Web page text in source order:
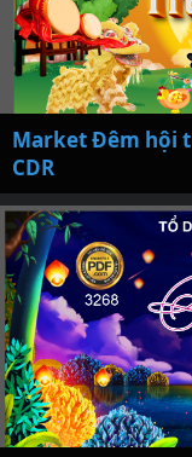
Market Đêm hội
CDR